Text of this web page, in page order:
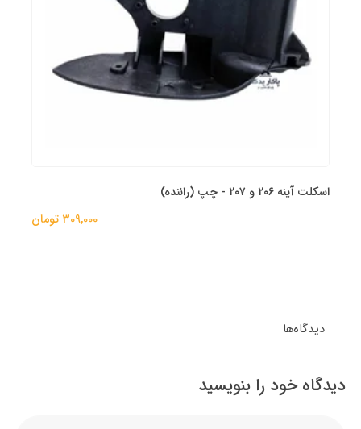
اسکلت آینه ۲۰۶ و ۲۰۷ - چپ (راننده)
309,000 تومان
دیدگاه‌ها
دیدگاه خود را بنویسید